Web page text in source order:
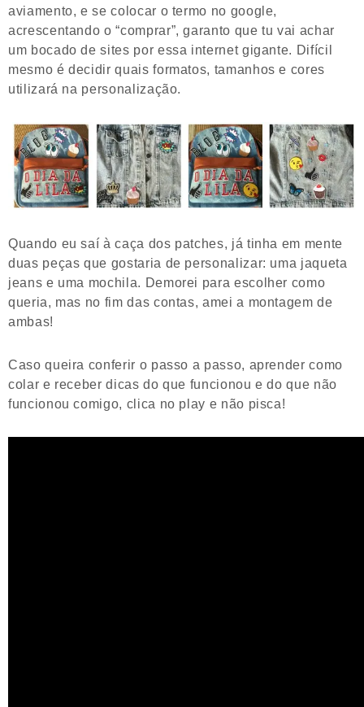
aviamento, e se colocar o termo no google,
acrescentando o “comprar”, garanto que tu vai achar
um bocado de sites por essa internet gigante. Difícil
mesmo é decidir quais formatos, tamanhos e cores
utilizará na personalização.
Quando eu saí à caça dos patches, já tinha em mente
duas peças que gostaria de personalizar: uma jaqueta
jeans e uma mochila. Demorei para escolher como
queria, mas no fim das contas, amei a montagem de
ambas!
Caso queira conferir o passo a passo, aprender como
colar e receber dicas do que funcionou e do que não
funcionou comigo, clica no play e não pisca!